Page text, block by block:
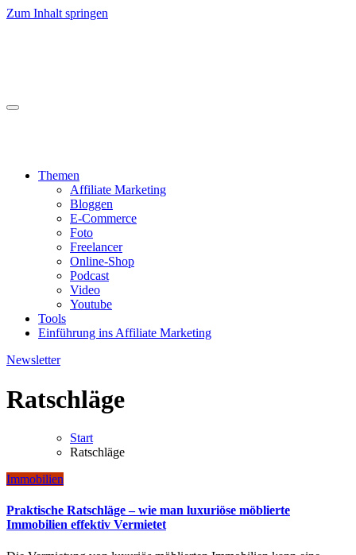
Zum Inhalt springen
Themen
Affiliate Marketing
Bloggen
E-Commerce
Foto
Freelancer
Online-Shop
Podcast
Video
Youtube
Tools
Einführung ins Affiliate Marketing
Newsletter
Ratschläge
Start
Ratschläge
Immobilien
Praktische Ratschläge – wie man luxuriöse möblierte
Immobilien effektiv Vermietet